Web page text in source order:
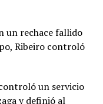
un rechace fallido
Ribeiro controló
un servicio
y definió al